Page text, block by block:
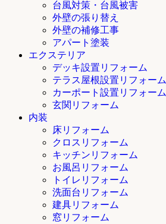
台風対策・台風被害
外壁の張り替え
外壁の補修工事
アパート塗装
エクステリア
デッキ設置リフォーム
テラス屋根設置リフォーム
カーポート設置リフォーム
玄関リフォーム
内装
床リフォーム
クロスリフォーム
キッチンリフォーム
お風呂リフォーム
トイレリフォーム
洗面台リフォーム
建具リフォーム
窓リフォーム